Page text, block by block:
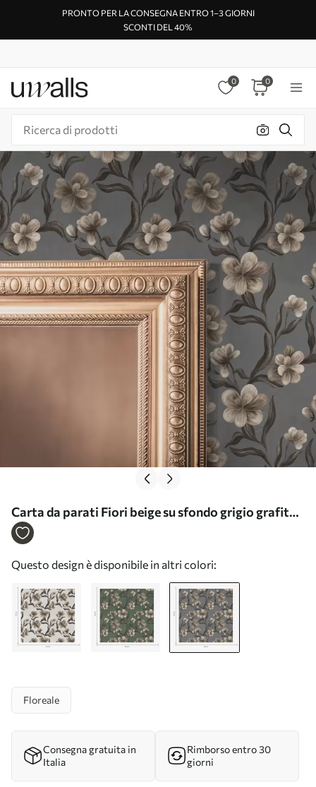
PRONTO PER LA CONSEGNA ENTRO 1–3 GIORNI
SCONTI DEL 40%
0 0
Carta da parati Fiori beige su sfondo grigio grafite
Nr. a00626v4
Questo design è disponibile in altri colori:
Floreale
Consegna gratuita in
Italia
Rimborso entro 30
giorni